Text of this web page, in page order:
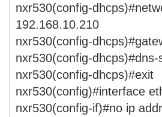
nxr530(config-
192.168.10.210
nxr530(config-
nxr530(config-
nxr530(config-dhcps)#exit
nxr530(config)#interface
nxr530(config-if)#no ip